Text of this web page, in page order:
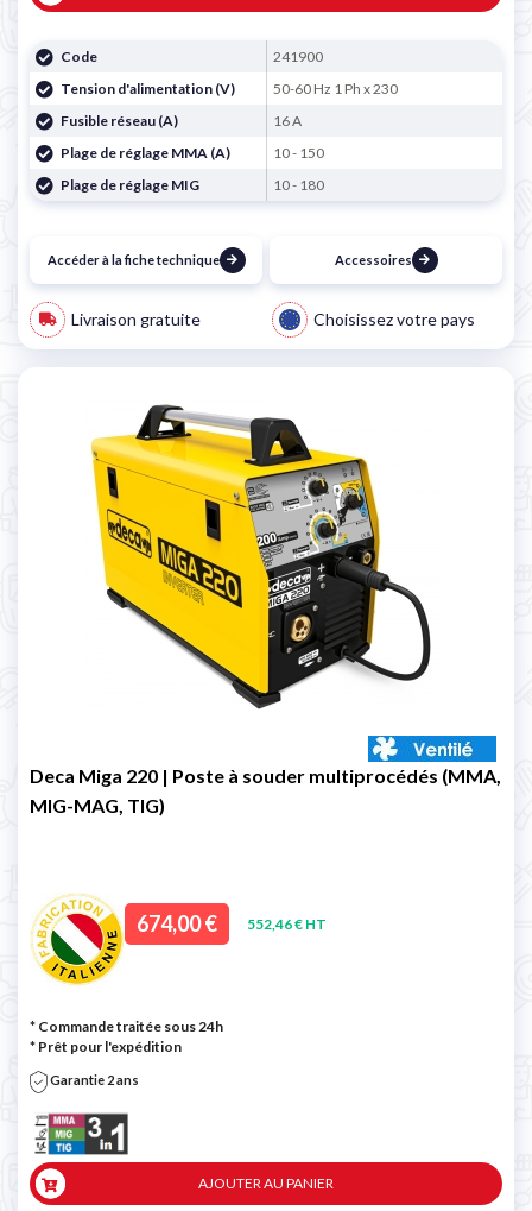
Code
241900
Tension d'alimentation (V)
50-60 Hz 1 Ph x 230
Fusible réseau (A)
16 A
Plage de réglage MMA (A)
10 - 150
Plage de réglage MIG
10 - 180
Accéder à la fiche technique Accessoires
Livraison gratuite Choisissez votre pays
Deca Miga 220 | Poste à souder multiprocédés (MMA,
MIG-MAG, TIG)
674,00 € 552,46 € HT
* Commande traitée sous 24h
* Prêt pour l'expédition
Garantie 2 ans
AJOUTER AU PANIER